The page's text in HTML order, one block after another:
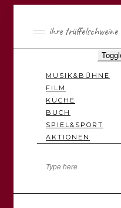
ihre
MUSIK&BÜHNE
FILM
KÜCHE
BUCH
SPIEL&SPORT
AKTIONEN